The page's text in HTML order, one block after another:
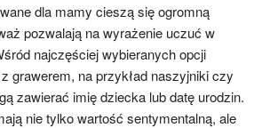
dla mamy cieszą się ogromną
pozwalają na wyrażenie uczuć w
najczęściej wybieranych opcji
grawerem, na przykład naszyjniki czy
zawierać imię dziecka lub datę urodzin.
nie tylko wartość sentymentalną, ale